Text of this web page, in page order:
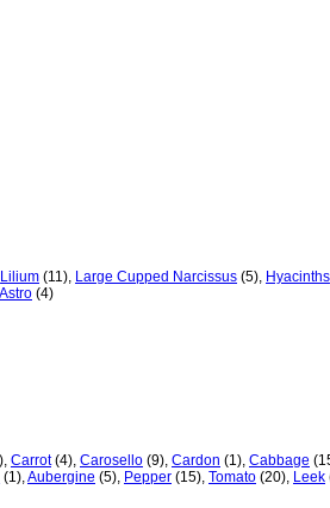
Lilium (11), Large Cupped Narcissus (5), Hyacinths
Astro (4)
Carrot (4) Carosello (9) Cardon (1) Cabbage
(1) Aubergine (5) Pepper (15) Tomato (20) Leek